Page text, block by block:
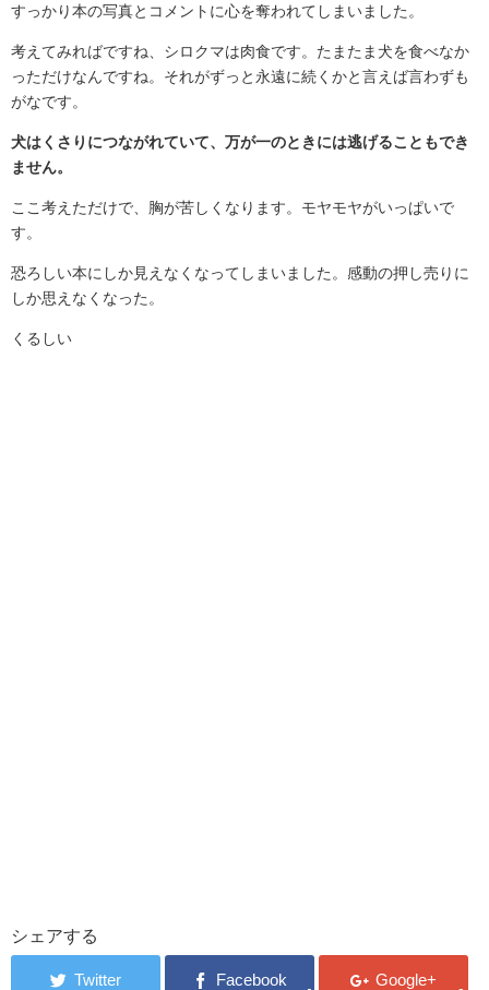
すっかり本の写真とコメントに心を奪われてしまいました。
考えてみればですね、シロクマは肉食です。たまたま犬を食べなか
っただけなんですね。それがずっと永遠に続くかと言えば言わずも
がなです。
犬はくさりにつながれていて、万が一のときには逃げることもでき
ません。
ここ考えただけで、胸が苦しくなります。モヤモヤがいっぱいで
す。
恐ろしい本にしか見えなくなってしまいました。感動の押し売りに
しか思えなくなった。
くるしい
シェアする